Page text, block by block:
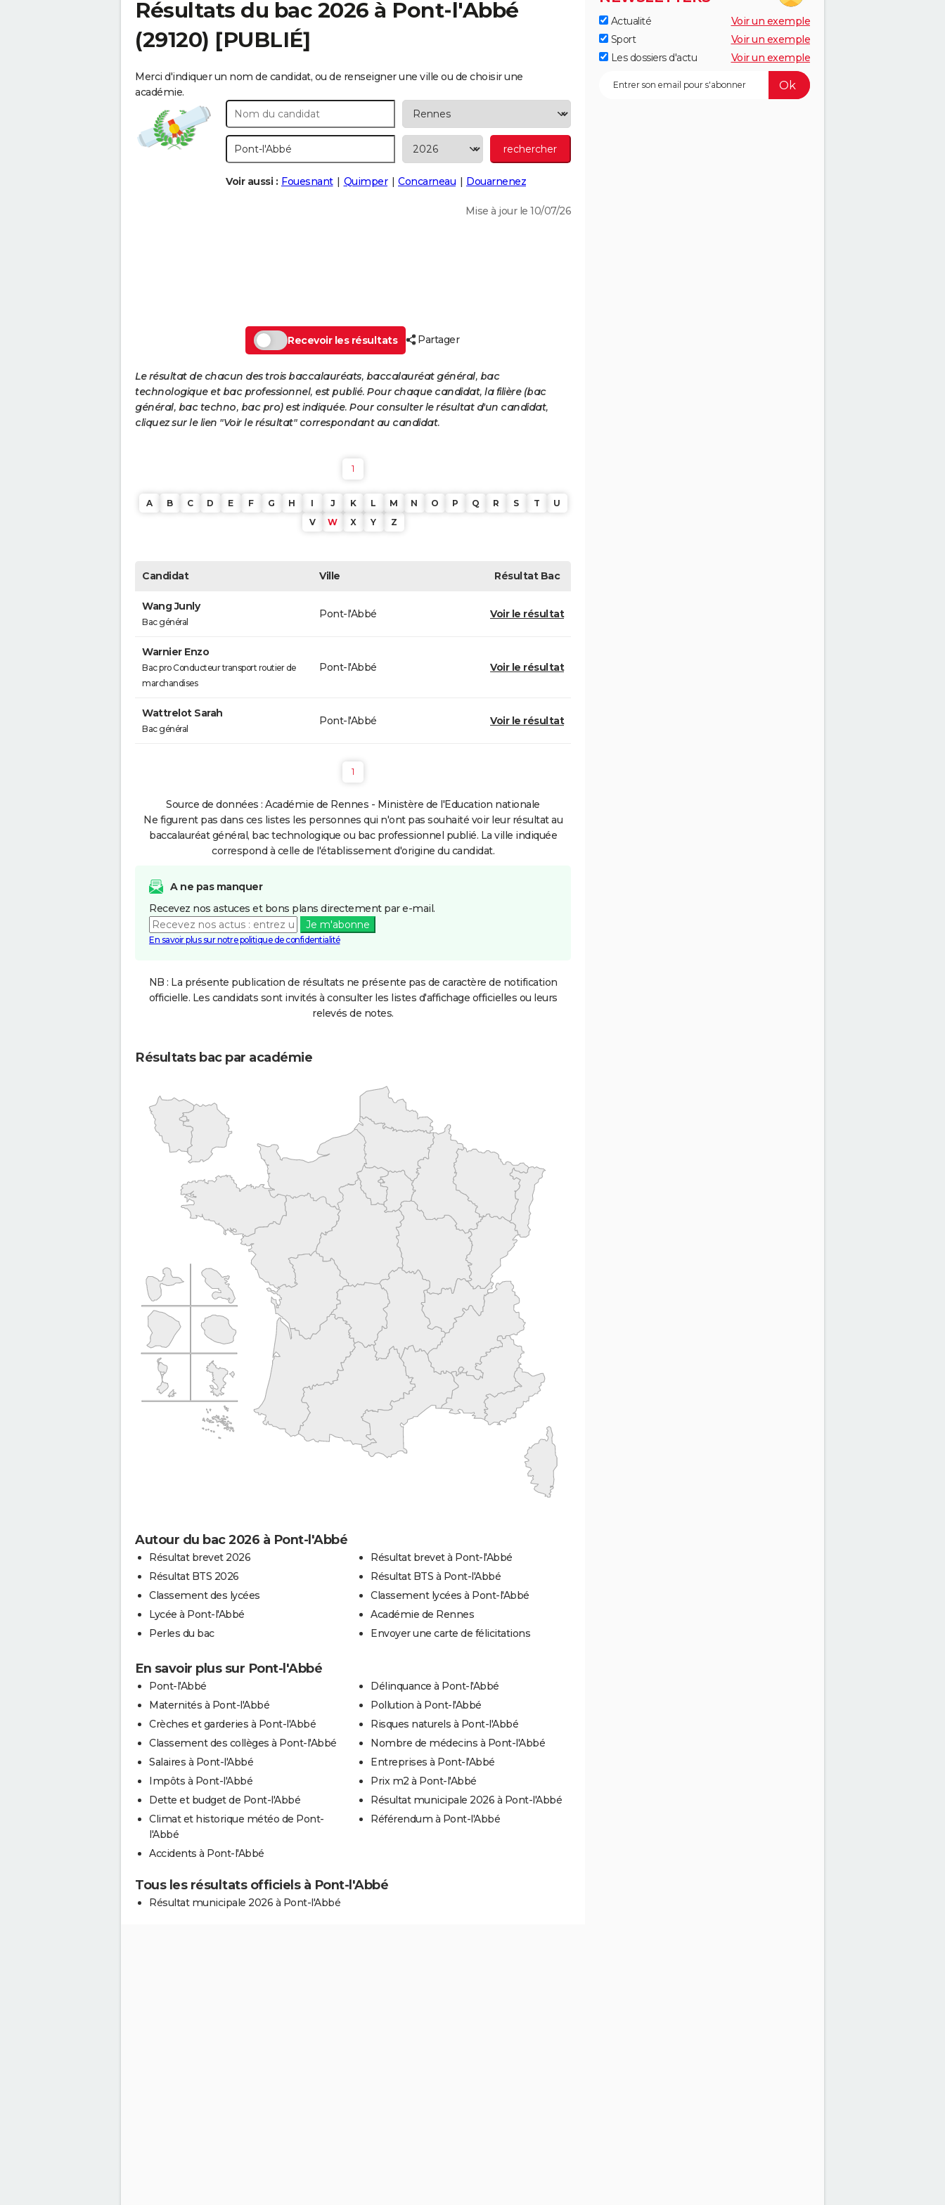
Résultats du bac 2026 à Pont-l'Abbé
(29120) [PUBLIÉ]
Merci d'indiquer un nom de candidat, ou de renseigner une ville ou de choisir une
académie.
Voir aussi : Fouesnant Quimper Concarneau Douarnenez
Mise à jour le 10/07/26
Recevoir les résultats Partager
Le résultat de chacun des trois baccalauréats, baccalauréat général, bac
technologique et bac professionnel, est publié. Pour chaque candidat, la filière (bac
général, bac techno, bac pro) est indiquée. Pour consulter le résultat d'un candidat,
cliquez sur le lien "Voir le résultat" correspondant au candidat.
1
A B C D E F G H I J K L M N O P Q R S T
U
V
W X Y Z
Candidat Ville RésultatBac
Wang Junly
Bac général
Pont-l'Abbé Voir le résultat
Warnier Enzo
Bac pro Conducteur transport routier de
marchandises
Pont-l'Abbé Voir le résultat
Wattrelot Sarah
Bac général
Pont-l'Abbé Voir le résultat
1
Source de données : Académie de Rennes - Ministère de l'Education nationale
Ne figurent pas dans ces listes les personnes qui n'ont pas souhaité voir leur résultat au
baccalauréat général, bac technologique ou bac professionnel publié. La ville indiquée
correspond à celle de l'établissement d'origine du candidat.
A ne pas manquer
Recevez nos astuces et bons plans directement par e-mail.
Je m'abonne
En savoir plus sur notre politique de confidentialité
NB : La présente publication de résultats ne présente pas de caractère de notification
officielle. Les candidats sont invités à consulter les listes d'affichage officielles ou leurs
relevés de notes.
Résultats bac par académie
Autour du bac 2026 à Pont-l'Abbé
Résultat brevet 2026
Résultat BTS 2026
Classement des lycées
Lycée à Pont-l'Abbé
Perles du bac
Résultat brevet à Pont-l'Abbé
Résultat BTS à Pont-l'Abbé
Classement lycées à Pont-l'Abbé
Académie de Rennes
Envoyer une carte de félicitations
En savoir plus sur Pont-l'Abbé
Pont-l'Abbé
Maternités à Pont-l'Abbé
Crèches et garderies à Pont-l'Abbé
Classement des collèges à Pont-l'Abbé
Salaires à Pont-l'Abbé
Impôts à Pont-l'Abbé
Dette et budget de Pont-l'Abbé
Climat et historique météo de Pont-
l'Abbé
Accidents à Pont-l'Abbé
Délinquance à Pont-l'Abbé
Pollution à Pont-l'Abbé
Risques naturels à Pont-l'Abbé
Nombre de médecins à Pont-l'Abbé
Entreprises à Pont-l'Abbé
Prix m2 à Pont-l'Abbé
Résultat municipale 2026 à Pont-l'Abbé
Référendum à Pont-l'Abbé
Tous les résultats officiels à Pont-l'Abbé
Résultat municipale 2026 à Pont-l'Abbé
Actualité
Voir un exemple
Sport
Voir un exemple
Les dossiers d'actu
Voir un exemple